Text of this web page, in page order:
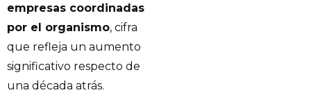
empresas coordinadas
por el organismo, cifra
que refleja un aumento
significativo respecto de
una década atrás.